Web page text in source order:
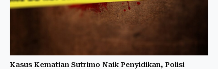
Kasus Kematian Sutrimo Naik Penyidikan, Polisi